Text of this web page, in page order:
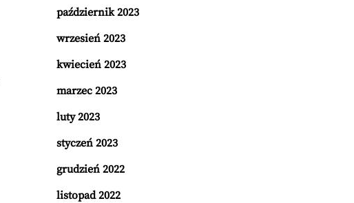
październik 2023
wrzesień 2023
kwiecień 2023
marzec 2023
luty 2023
styczeń 2023
grudzień 2022
listopad 2022